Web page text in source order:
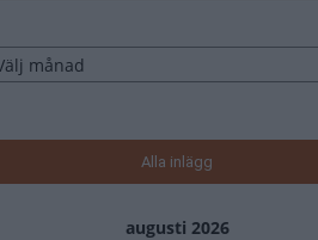
Alla inlägg
augusti 2026